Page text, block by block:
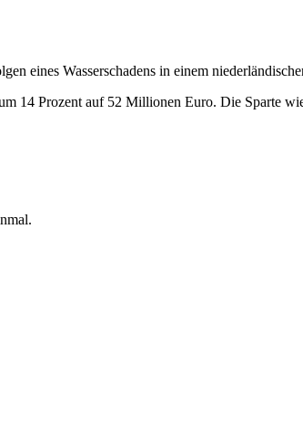
eines Wasserschadens in einem
14 Prozent auf 52 Millionen Euro. Die Sparte